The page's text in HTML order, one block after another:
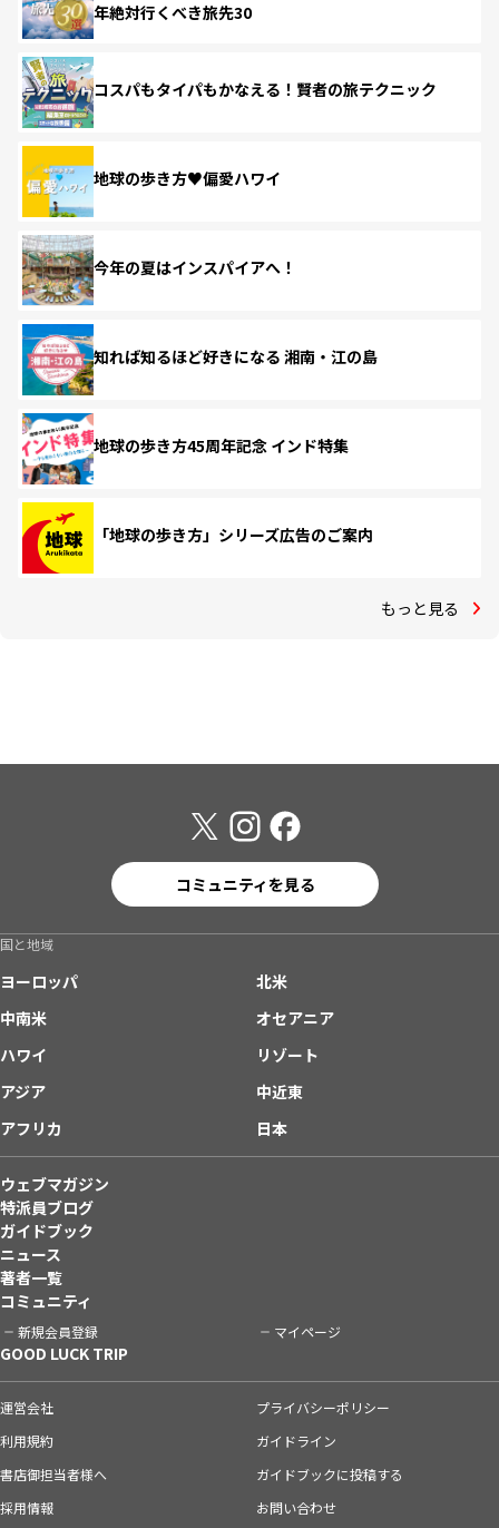
年絶対行くべき旅先30
コスパもタイパもかなえる！賢者の旅テクニック
地球の歩き方♥偏愛ハワイ
今年の夏はインスパイアへ！
知れば知るほど好きになる 湘南・江の島
地球の歩き方45周年記念 インド特集
「地球の歩き方」シリーズ広告のご案内
もっと見る
コミュニティを見る
国と地域
ヨーロッパ
北米
中南米
オセアニア
ハワイ
リゾート
アジア
中近東
アフリカ
日本
ウェブマガジン
特派員ブログ
ガイドブック
ニュース
著者一覧
コミュニティ
新規会員登録 マイページ
GOOD LUCK TRIP
運営会社
プライバシーポリシー
利用規約
ガイドライン
書店御担当者様へ
ガイドブックに投稿する
採用情報
お問い合わせ